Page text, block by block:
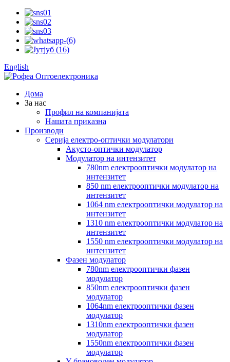
English
Дома
За нас
Профил на компанијата
Нашата приказна
Производи
Серија електро-оптички модулатори
Акусто-оптички модулатор
Модулатор на интензитет
780nm електрооптички модулатор на
интензитет
850 nm електрооптички модулатор на
интензитет
1064 nm електрооптички модулатор на
интензитет
1310 nm електрооптички модулатор на
интензитет
1550 nm електрооптички модулатор на
интензитет
Фазен модулатор
780nm електрооптички фазен
модулатор
850nm електрооптички фазен
модулатор
1064nm електрооптички фазен
модулатор
1310nm електрооптички фазен
модулатор
1550nm електрооптички фазен
модулатор